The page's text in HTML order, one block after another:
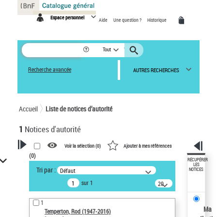
Espace personnel Aide Une question ? Historique
Tout
Recherche avancée AUTRES RECHERCHES
Accueil Liste de notices d’autorité
1 Notices d'autorité
VOTRE RECHERCHE
Recherche avancée dans les
notices d’autorité
Œuvres liées à l'auteur :
Temperton, Rod (1947-2016)
Voir la sélection (0) Ajouter à mes références
(0)
Tri par : Défaut
sur 1
20
résultats/page
1
Temperton, Rod (1947-2016)
RÉCUPÉRER
LES
NOTICES
Ma
Panneau de gestion des cookies